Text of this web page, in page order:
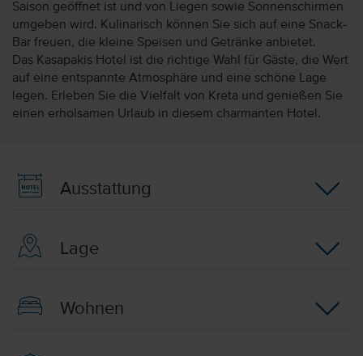
Saison geöffnet ist und von Liegen sowie Sonnenschirmen
umgeben wird. Kulinarisch können Sie sich auf eine Snack-
Bar freuen, die kleine Speisen und Getränke anbietet.
Das Kasapakis Hotel ist die richtige Wahl für Gäste, die Wert
auf eine entspannte Atmosphäre und eine schöne Lage
legen. Erleben Sie die Vielfalt von Kreta und genießen Sie
einen erholsamen Urlaub in diesem charmanten Hotel.
Ausstattung
Lage
Wohnen